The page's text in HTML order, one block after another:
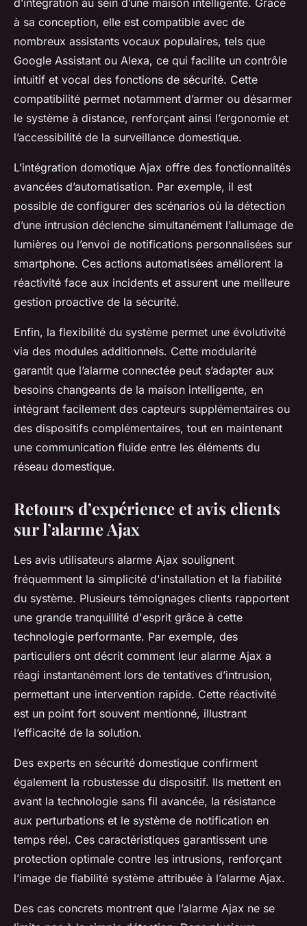
d’intégration au sein d’une maison intelligente. Grâce
à sa conception, elle est compatible avec de
nombreux assistants vocaux populaires, tels que
Google Assistant ou Alexa, ce qui facilite un contrôle
intuitif et vocal des fonctions de sécurité. Cette
compatibilité permet notamment d’armer ou désarmer
le système à distance, renforçant ainsi l’ergonomie et
l’accessibilité de la surveillance domestique.
L’intégration domotique Ajax offre des fonctionnalités
avancées d’automatisation. Par exemple, il est
possible de configurer des scénarios où la détection
d’une intrusion déclenche simultanément l’allumage de
lumières ou l’envoi de notifications personnalisées sur
smartphone. Ces actions automatisées améliorent la
réactivité face aux incidents et assurent une meilleure
gestion proactive de la sécurité.
Enfin, la flexibilité du système permet une évolutivité
via des modules additionnels. Cette modularité
garantit que l’alarme connectée peut s’adapter aux
besoins changeants de la maison intelligente, en
intégrant facilement des capteurs supplémentaires ou
des dispositifs complémentaires, tout en maintenant
une communication fluide entre les éléments du
réseau domestique.
Retours d’expérience et avis clients
sur l’alarme Ajax
Les avis utilisateurs alarme Ajax soulignent
fréquemment la simplicité d'installation et la fiabilité
du système. Plusieurs témoignages clients rapportent
une grande tranquillité d'esprit grâce à cette
technologie performante. Par exemple, des
particuliers ont décrit comment leur alarme Ajax a
réagi instantanément lors de tentatives d’intrusion,
permettant une intervention rapide. Cette réactivité
est un point fort souvent mentionné, illustrant
l’efficacité de la solution.
Des experts en sécurité domestique confirment
également la robustesse du dispositif. Ils mettent en
avant la technologie sans fil avancée, la résistance
aux perturbations et le système de notification en
temps réel. Ces caractéristiques garantissent une
protection optimale contre les intrusions, renforçant
l’image de fiabilité système attribuée à l’alarme Ajax.
Des cas concrets montrent que l’alarme Ajax ne se